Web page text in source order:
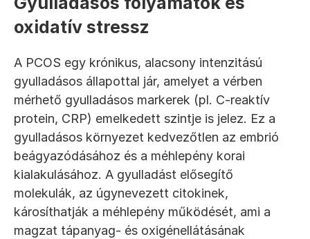
oxidatív stressz
A PCOS egy krónikus, alacsony intenzitású
gyulladásos állapottal jár, amelyet a vérben
mérhető gyulladásos markerek (pl. C-reaktív
protein, CRP) emelkedett szintje is jelez. Ez a
gyulladásos környezet kedvezőtlen az embrió
beágyazódásához és a méhlepény korai
kialakulásához. A gyulladást elősegítő
molekulák, az úgynevezett citokinek,
károsíthatják a méhlepény működését, ami a
magzat tápanyag- és oxigénellátásának